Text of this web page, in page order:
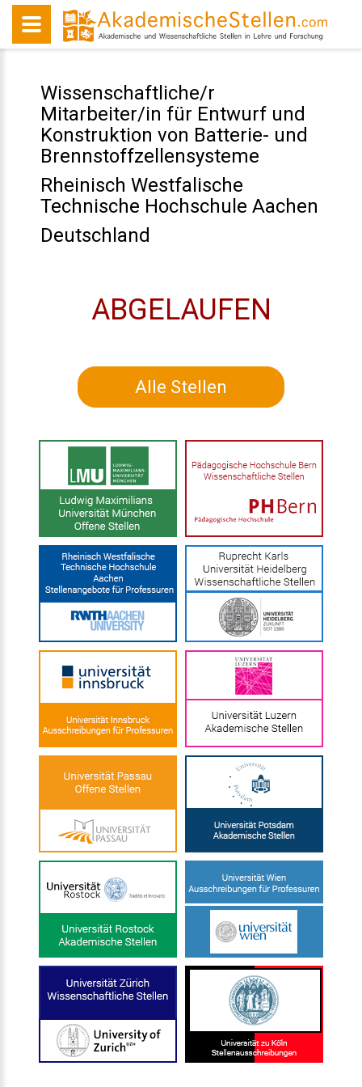
Wissenschaftliche/r
Mitarbeiter/in für Entwurf und
Konstruktion von Batterie- und
Brennstoffzellensysteme
Rheinisch Westfalische
Technische Hochschule Aachen
Deutschland
ABGELAUFEN
Alle Stellen